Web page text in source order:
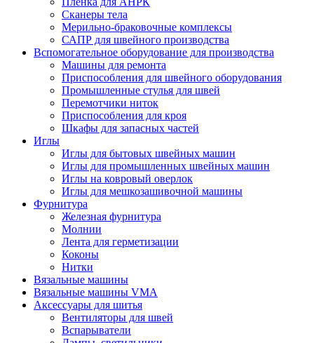
Сканеры тела
Мерильно-браковочные комплексы
САПР для швейного производства
Вспомогательное оборудование для производства
Машины для ремонта
Приспособления для швейного оборудования
Промышленные стулья для швей
Перемотчики ниток
Приспособления для кроя
Шкафы для запасных частей
Иглы
Иглы для бытовых швейных машин
Иглы для промышленных швейных машин
Иглы на ковровый оверлок
Иглы для мешкозашивочной машины
Фурнитура
Железная фурнитура
Молнии
Лента для герметизации
Коконы
Нитки
Вязальные машины
Вязальные машины VMA
Аксессуары для шитья
Вентиляторы для швей
Вспарыватели